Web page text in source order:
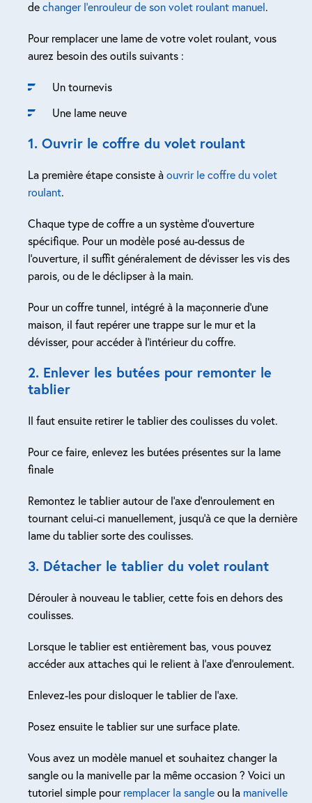
dechanger l’enrouleur de son volet roulant manuel.
Pour remplacer une lame de votre volet roulant, vous
aurez besoin des outils suivants :
Un tournevis
Une lame neuve
1. Ouvrir le coffre du volet roulant
La première étape consiste àouvrir le coffre du volet
roulant.
Chaque type de coffre a un système d’ouverture
spécifique. Pour un modèle posé au-dessus de
l’ouverture, il suffit généralement de dévisser les vis des
parois, ou de le déclipser à la main.
Pour un coffre tunnel, intégré à la maçonnerie d’une
maison, il faut repérer une trappe sur le mur et la
dévisser, pour accéder à l’intérieur du coffre.
2. Enlever les butées pour remonter le
tablier
Il faut ensuite retirer le tablier des coulisses du volet.
Pour ce faire, enlevez les butées présentes sur la lame
finale
Remontez le tablier autour de l’axe d’enroulement en
tournant celui-ci manuellement, jusqu’à ce que la dernière
lame du tablier sorte des coulisses.
3. Détacher le tablier du volet roulant
Dérouler à nouveau le tablier, cette fois en dehors des
coulisses.
Lorsque le tablier est entièrement bas, vous pouvez
accéder aux attaches qui le relient à l’axe d’enroulement.
Enlevez-les pour disloquer le tablier de l’axe.
Posez ensuite le tablier sur une surface plate.
Vous avez un modèle manuel et souhaitez changer la
sangle ou la manivelle par la même occasion ? Voici un
tutoriel simple pourremplacer la sangleou la manivelle